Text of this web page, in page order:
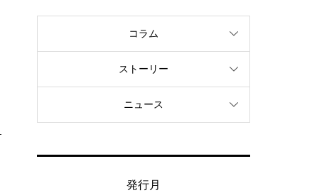
コラム
ストーリー
ニュース
発行月